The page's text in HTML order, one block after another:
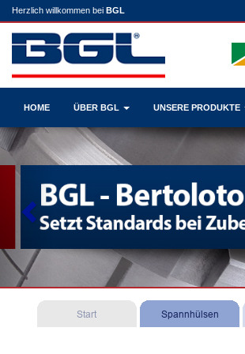
Herzlich willkommen bei BGL
HOME ÜBER BGL UNSERE PRODUKTE
Previous